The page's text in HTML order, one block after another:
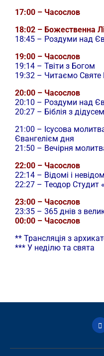
17:00 – Часослов
18:02 – Божественна
18:45 – Роздуми над
19:00 – Часослов
19:14 – Твіти з Богом
19:32 – Читаємо Святе
20:00 – Часослов
20:10 – Роздуми над
20:27 – Біблія з
21:00 – Ісусова
Євангелієм дня
21:50 – Вечірня
22:00 – Часослов
22:14 – Відомі і
22:27 – Теодор Студит
23:00 – Часослов
23:35 – 365 днів з
00:00 – Часослов
** Трансляція з
*** У неділю та свята